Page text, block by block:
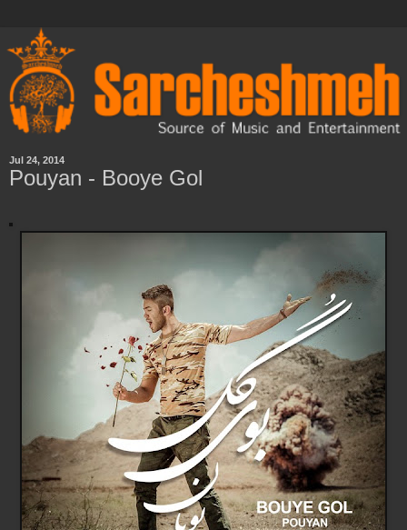
Jul 24, 2014
Pouyan - Booye Gol